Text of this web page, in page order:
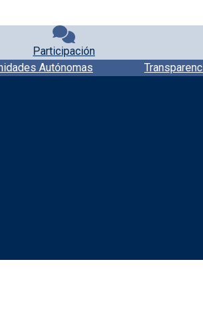
Participación
Autónomas